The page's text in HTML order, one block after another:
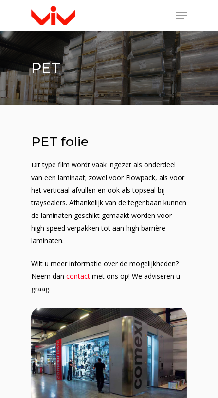
PET
PET folie
Dit type film wordt vaak ingezet als onderdeel
van een laminaat; zowel voor Flowpack, als voor
het verticaal afvullen en ook als topseal bij
traysealers. Afhankelijk van de tegenbaan kunnen
de laminaten geschikt gemaakt worden voor
high speed verpakken tot aan high barrière
laminaten.
Wilt u meer informatie over de mogelijkheden?
Neem dancontact met ons op! We adviseren u
graag.